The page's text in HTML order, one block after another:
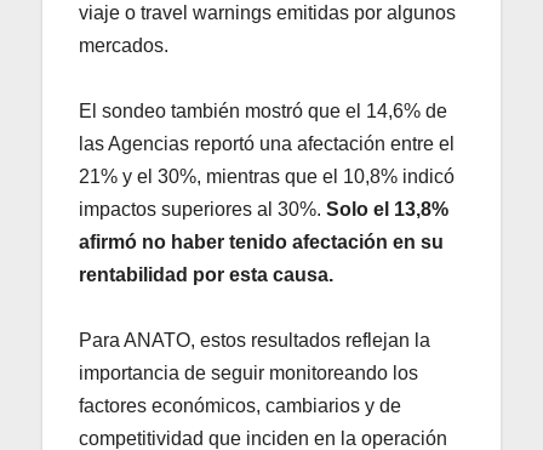
viaje o travel warnings emitidas por algunos
mercados.
El sondeo también mostró que el 14,6% de
las Agencias reportó una afectación entre el
21% y el 30%, mientras que el 10,8% indicó
impactos superiores al 30%. Solo el 13,8%
afirmó no haber tenido afectación en su
rentabilidad por esta causa.
Para ANATO, estos resultados reflejan la
importancia de seguir monitoreando los
factores económicos, cambiarios y de
competitividad que inciden en la operación